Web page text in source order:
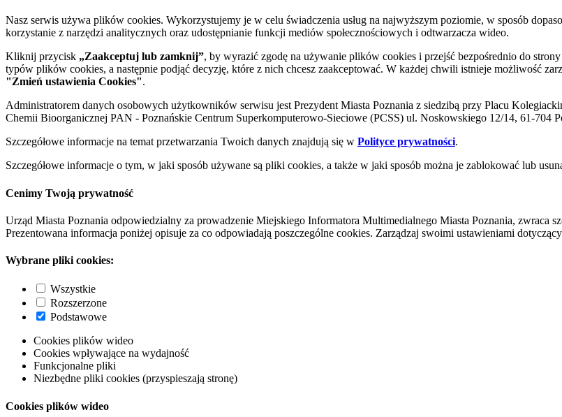
Nasz serwis używa plików cookies. Wykorzystujemy je w celu świadczenia usług na najwyższym poziomie, w sposób
korzystanie z narzędzi analitycznych oraz udostępnianie funkcji mediów społecznościowych i odtwarzacza wideo.
Kliknij przycisk „Zaakceptuj lub zamknij”, by wyrazić zgodę na używanie plików cookies i przejść bezpośrednio do
typów plików cookies, a następnie podjąć decyzję, które z nich chcesz zaakceptować. W każdej chwili istnieje możliwość
"Zmień ustawienia Cookies".
Administratorem danych osobowych użytkowników serwisu jest Prezydent Miasta Poznania z siedzibą przy Placu
Chemii Bioorganicznej PAN - Poznańskie Centrum Superkomputerowo-Sieciowe (PCSS) ul. Noskowskiego 12/14, 61-704
Szczegółowe informacje na temat przetwarzania Twoich danych znajdują się w Polityce prywatności.
Szczegółowe informacje o tym, w jaki sposób używane są pliki cookies, a także w jaki sposób można je zablokować lub
Cenimy Twoją prywatność
Urząd Miasta Poznania odpowiedzialny za prowadzenie Miejskiego Informatora Multimedialnego Miasta Poznania, zwraca
Prezentowana informacja poniżej opisuje za co odpowiadają poszczególne cookies. Zarządzaj swoimi ustawieniami
Wybrane pliki cookies:
Wszystkie
Rozszerzone
Podstawowe
Cookies plików wideo
Cookies wpływające na wydajność
Funkcjonalne pliki
Niezbędne pliki cookies (przyspieszają stronę)
Cookies plików wideo